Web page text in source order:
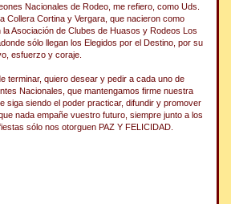
Nacionales de Rodeo, me refiero, como Uds.
Collera Cortina y Vergara, que nacieron como
Asociación de Clubes de Huasos y Rodeos Los
sólo llegan los Elegidos por el Destino, por su
esfuerzo y coraje.
terminar, quiero desear y pedir a cada uno de
Nacionales, que mantengamos firme nuestra
siga siendo el poder practicar, difundir y promover
nada empañe vuestro futuro, siempre junto a los
sólo nos otorguen PAZ Y FELICIDAD.